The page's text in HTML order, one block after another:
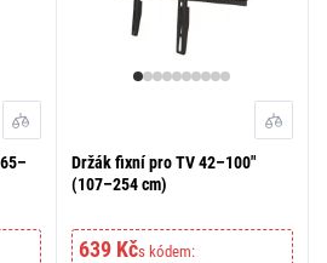
Držák fixní pro TV 42–100"
(107–254 cm)
639 Kčs kódem: